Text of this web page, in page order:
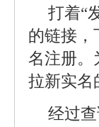
打着“
的链接，
名注册。
拉新实名
经过